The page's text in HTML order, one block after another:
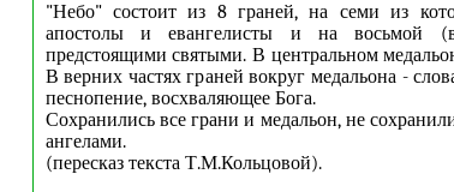
"Небо" состоит из 8 граней, на семи из
апостолы и евангелисты и на восьмой
предстоящими святыми. В центральном
В верних частях граней вокруг медальона -
песнопение, восхваляющее Бога.
Сохранились все грани и медальон, не
ангелами.
(пересказ текста Т.М.Кольцовой).